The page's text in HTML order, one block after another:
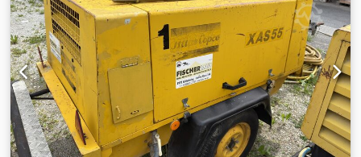
m³/min. Werkdrukbereik: 5-14 bar Flexibele druk- en
debietregeling van de compressor: PACE Merk / model
motor: John Deere / 4045HI551 Persluchtbehandeling
bestaande uit: Persluchtnakoeler, waterafscheider en PD-
filter Emissieniveau: Fase V Djdpfx Aloii U R Dohock Aantal
cilinders: 4